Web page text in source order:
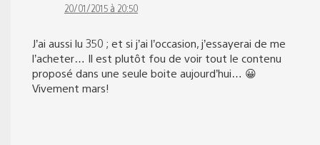
20/01/2015 à 20:50
J’ai aussi lu 350 ; et si j’ai l’occasion, j’essayerai de me
l’acheter… Il est plutôt fou de voir tout le contenu
proposé dans une seule boite aujourd’hui… 😀
Vivement mars!